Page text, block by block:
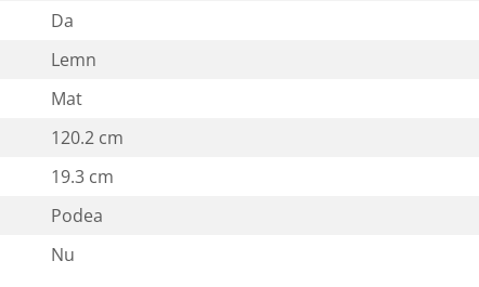
Da
Lemn
Mat
120.2 cm
19.3 cm
Podea
Nu